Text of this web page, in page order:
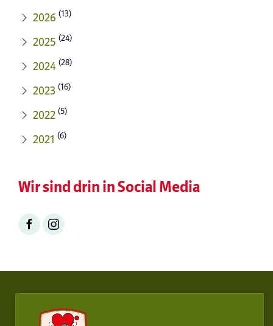
2026 (13)
2025 (24)
2024 (28)
2023 (16)
2022 (5)
2021 (6)
Wir sind drin in Social Media